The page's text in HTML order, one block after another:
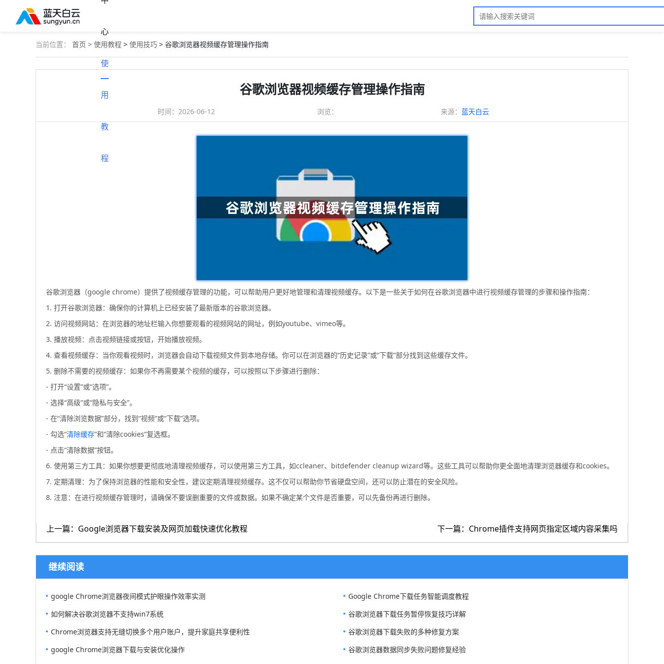
心
使
用
教
程
当前位置： 首页 > 使用教程 > 使用技巧 > 谷歌浏览器视频缓存管理操作指南
谷歌浏览器视频缓存管理操作指南
时间：2026-06-12 浏览： 来源： 蓝天白云
谷歌浏览器（google chrome）提供了视频缓存管理的功能，可以帮助用户更好地管理和清理视频缓存。以下是一些关于如何在谷歌浏览器中进行视频缓存管理的步骤和操作指南：
1. 打开谷歌浏览器：确保你的计算机上已经安装了最新版本的谷歌浏览器。
2. 访问视频网站：在浏览器的地址栏输入你想要观看的视频网站的网址，例如youtube、vimeo等。
3. 播放视频：点击视频链接或按钮，开始播放视频。
4. 查看视频缓存：当你观看视频时，浏览器会自动下载视频文件到本地存储。你可以在浏览器的“历史记录”或“下载”部分找到这些缓存文件。
5. 删除不需要的视频缓存：如果你不再需要某个视频的缓存，可以按照以下步骤进行删除：
- 打开“设置”或“选项”。
- 选择“高级”或“隐私与安全”。
- 在“清除浏览数据”部分，找到“视频”或“下载”选项。
- 勾选“清除缓存”和“清除cookies”复选框。
- 点击“清除数据”按钮。
6. 使用第三方工具：如果你想要更彻底地清理视频缓存，可以使用第三方工具，如ccleaner、bitdefender cleanup wizard等。这些工具可以帮助你更全面地清理浏览器缓存和cookies。
7. 定期清理：为了保持浏览器的性能和安全性，建议定期清理视频缓存。这不仅可以帮助你节省硬盘空间，还可以防止潜在的安全风险。
8. 注意：在进行视频缓存管理时，请确保不要误删重要的文件或数据。如果不确定某个文件是否重要，可以先备份再进行删除。
上一篇：Google浏览器下载安装及网页加载快速优化教程 下一篇：Chrome插件支持网页指定区域内容采集吗
继续阅读
google Chrome浏览器夜间模式护眼操作效率实测
Google Chrome下载任务智能调度教程
如何解决谷歌浏览器不支持win7系统
谷歌浏览器下载任务暂停恢复技巧详解
Chrome浏览器支持无缝切换多个用户账户，提升家庭共享便利性
谷歌浏览器下载失败的多种修复方案
google Chrome浏览器下载与安装优化操作
谷歌浏览器数据同步失败问题修复经验